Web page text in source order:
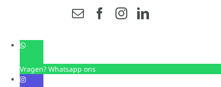
Email Facebook
Instagram
LinkedIn
Vragen? Whatsapp ons